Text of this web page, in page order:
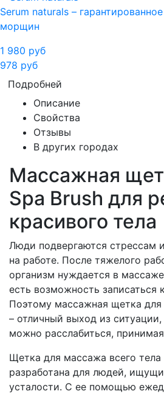
Serum naturals –
морщин
1 980 руб
978 руб
Подробней
Описание
Свойства
Отзывы
В других городах
Массажная
Spa Brush для
красивого тела
Люди подвергаются стрессам
на работе. После тяжелого
организм нуждается в
есть возможность записаться
Поэтому массажная щетка для
– отличный выход из
можно расслабиться,
Щетка для массажа всего тела
разработана для людей,
усталости. С ее помощью